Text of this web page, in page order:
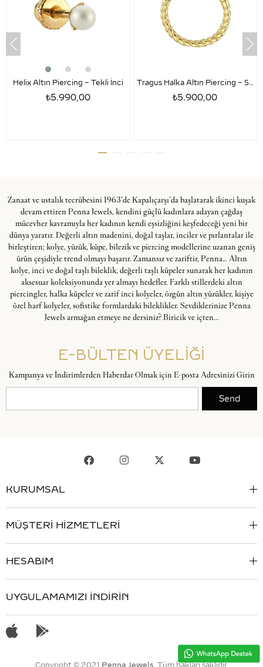
Helix Altın Piercing – Tekli İnci
₺5.990,00
Tragus Halka Altın Piercing – Sezar
₺5.900,00
Zanaat ve ustalık tecrübesini 1963’de Kapalıçarşı’da başlatarak ikinci kuşak
devam ettiren Penna Jewels, kendini güçlü kadınlara adayan çağdaş
mücevher kavramıyla her kadının kendi eşsizliğini keşfedeceği yeni bir
dünya yaratır. Değerli altın madenini, doğal taşlar, inciler ve pırlantalar ile
birleştiren; kolye, yüzük, küpe, bilezik ve piercing modellerine uzanan geniş
ürün çeşidiyle trend olmayı başarır. Zamansız ve zariftir, Penna… Altın
kolye, inci ve doğal taşlı bileklik, değerli taşlı küpeler sunarak her kadının
aksesuar koleksiyonunda yer almayı hedefler. Farklı stillerdeki altın
piercingler, halka küpeler ve zarif inci kolyeler, özgün altın yüzükler, kişiye
özel harf kolyeler, sofistike formlardaki bileklikler. Sevdiklerinize Penna
Jewels armağan etmeye ne dersiniz? Biricik ve içten...
E-BÜLTEN ÜYELİĞİ
Kampanya ve İndirimlerden Haberdar Olmak için E-posta Adresinizi Girin
Send
KURUMSAL
MÜŞTERİ HİZMETLERİ
HESABIM
UYGULAMAMIZI İNDİRİN
Copyright © 2021 Penna Jewels . Tüm hakları saklıdır.